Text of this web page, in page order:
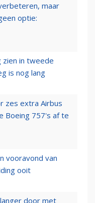
maar
optie:
zien in tweede
is nog lang
zes extra Airbus
Boeing 757's af te
vooravond van
ooit
door met